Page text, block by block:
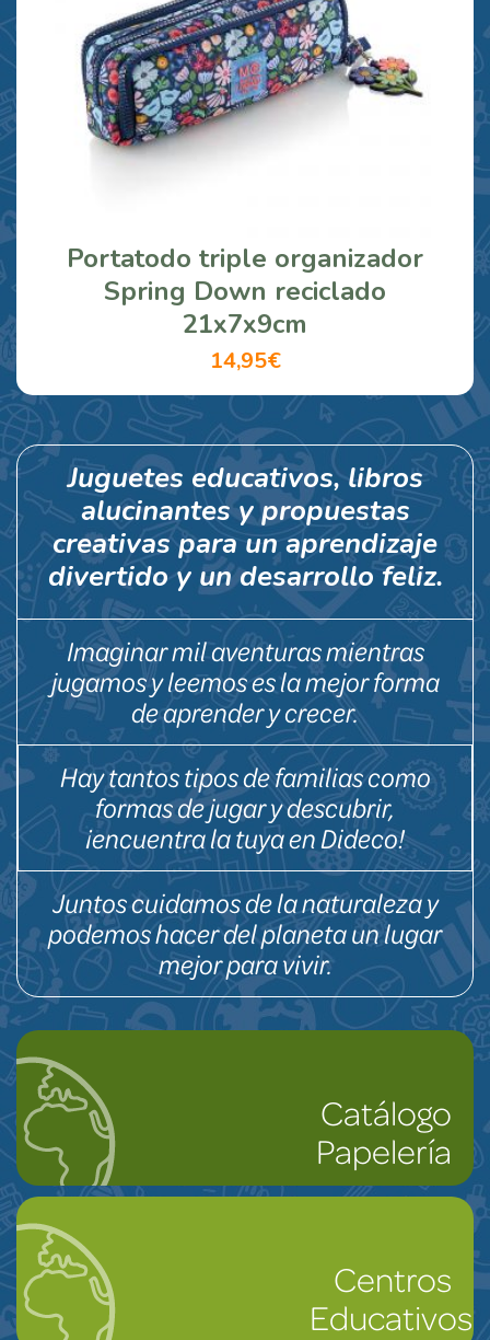
Portatodo triple organizador
Spring Down reciclado
21x7x9cm
14,95€
Juguetes educativos, libros
alucinantes y propuestas
creativas para un aprendizaje
divertido y un desarrollo feliz.
Imaginar mil aventuras mientras
jugamos y leemos es la mejor forma
de aprender y crecer.
Hay tantos tipos de familias como
formas de jugar y descubrir,
¡encuentra la tuya en Dideco!
Juntos cuidamos de la naturaleza y
podemos hacer del planeta un lugar
mejor para vivir.
Catálogo
Papelería
Centros
Educativos